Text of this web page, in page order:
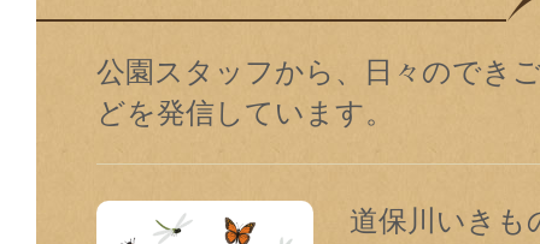
公園スタッフから、⽇々のでき
どを発信しています。
道保川いきも